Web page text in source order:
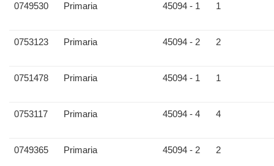
0749530 Primaria 45094 - 1 1
0753123 Primaria 45094 - 2 2
0751478 Primaria 45094 - 1 1
0753117 Primaria 45094 - 4 4
0749365 Primaria 45094 - 2 2